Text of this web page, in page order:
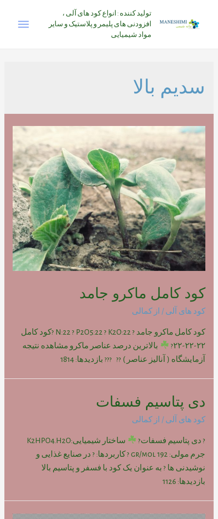
تولید کننده : انواع کود های آلی ،
افزودنی های پلیمر و پلاستیک و سایر
مواد شیمیایی
سدیم بالا
کود کامل ماکرو جامد
کود های آلی / از کمالی
کود کامل ماکرو جامد ? N:22 ? P2O5:22 ? K2O:22 ?کود کامل
۲۲-۲۲-۲۲?
بالاترین درصد عناصر ماکرو مشاهده نتیجه
آزمایشگاه ( آنالیز عناصر ) ?? ??? بازدیدها: 1814
دی پتاسیم فسفات
کود های آلی / از کمالی
? دی پتاسیم فسفات?
ساختار شیمیایی:K2HPO4.H2O
جرم مولی: gr/mol 192 ? کاربردها: ? در صنایع غذایی و
نوشیدنی ها ? به عنوان یک کود با فسفر و پتاسیم بالا
بازدیدها: 1126